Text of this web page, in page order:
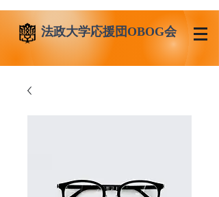
法政大学応援団OBOG会
​法政大学応援団OBOG会